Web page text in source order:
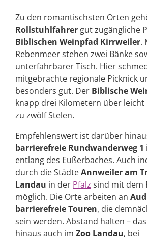
Zu den romantischsten Orten
Rollstuhlfahrer gut zugängliche
Biblischen Weinpfad Kirrweiler.
Rebenmeer stehen zwei Bänke
unterfahrbarer Tisch. Hier
mitgebrachte regionale Picknick
besonders gut. Der Biblische
knapp drei Kilometern über leicht
zu zwölf Stelen.
Empfehlenswert ist darüber
barrierefreie Rundwanderweg 1
entlang des Eußerbaches. Auch
durch die StädteAnnweiler am
Landau in der Pfalz sind mit dem
möglich. Die Orte arbeiten an
barrierefreie Touren, die
sein werden. Abstand halten –
hinaus auch im Zoo Landau, bei